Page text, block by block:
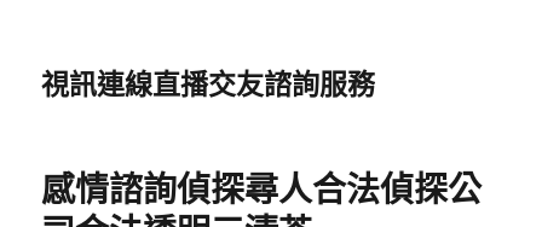
視訊連線直播交友諮詢服務
感情諮詢偵探尋人合法偵探公